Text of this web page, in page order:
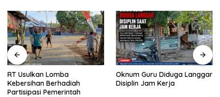
RT Usulkan Lomba
Kebersihan Berhadiah
Partisipasi Pemerintah
Oknum Guru Diduga Langgar
Disiplin Jam Kerja